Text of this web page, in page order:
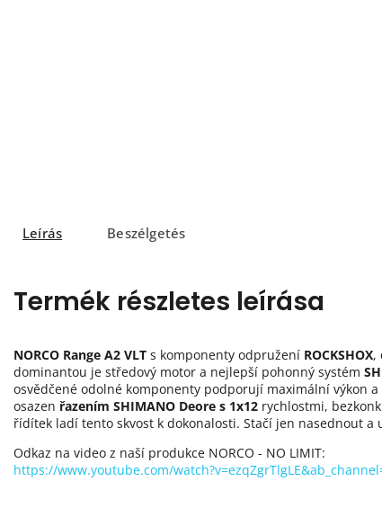
Leírás Beszélgetés
Termék részletes leírása
NORCO Range A2 VLT s komponenty odpružení ROCKSHOX,
dominantou je středový motor a nejlepší pohonný systém
osvědčené odolné komponenty podporují maximální výkon
osazen řazením SHIMANO Deore s 1x12 rychlostmi,
řídítek ladí tento skvost k dokonalosti. Stačí jen nasednout a
Odkaz na video z naší produkce NORCO - NO LIMIT:
https://www.youtube.com/